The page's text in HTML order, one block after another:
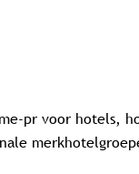
pr voor hotels,